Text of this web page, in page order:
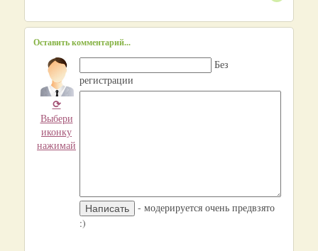
Оставить комментарий...
⟳
Выбери
иконку
нажимай
Без
регистрации
- модерируется очень предвзято
:)